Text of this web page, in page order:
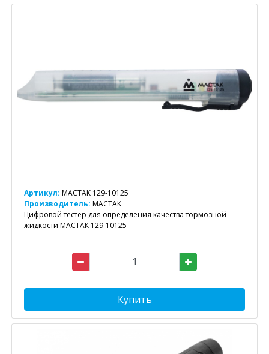
Артикул: МАСТАК 129-10125
Производитель: MACTAK
Цифровой тестер для определения качества тормозной
жидкости МАСТАК 129-10125
Купить